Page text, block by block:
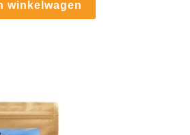
winkelwagen